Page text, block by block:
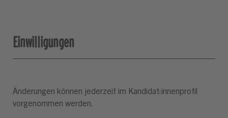
Einwilligungen
Änderungen können jederzeit im Kandidat:innenprofil
vorgenommen werden.